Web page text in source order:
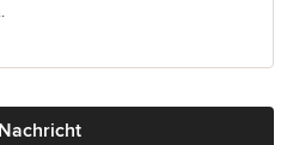
Nachricht